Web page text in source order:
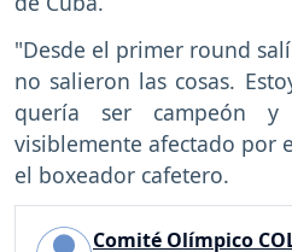
"Desde el primer round
no salieron las cosas.
quería ser campeón
visiblemente afectado por
el boxeador cafetero.
Comité Olímpico